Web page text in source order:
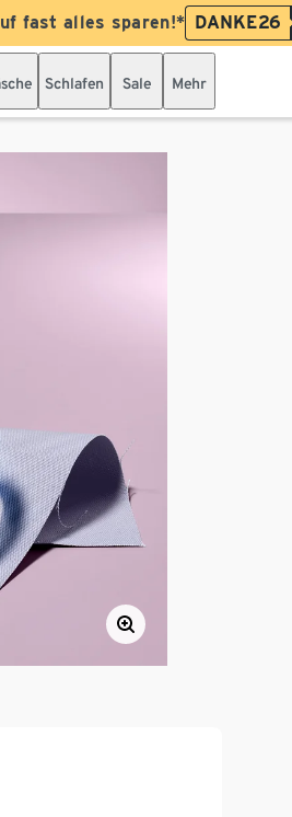
fast alles sparen!* DANKE26
Schlafen Sale Mehr